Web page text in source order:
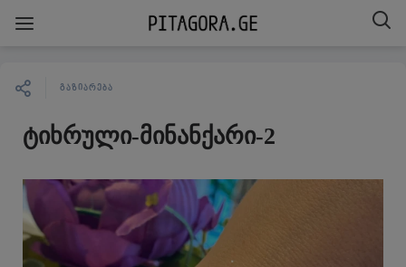
ᲒᲐᲖᲘᲐᲠᲔᲑᲐ
ტიხრული-მინანქარი-2